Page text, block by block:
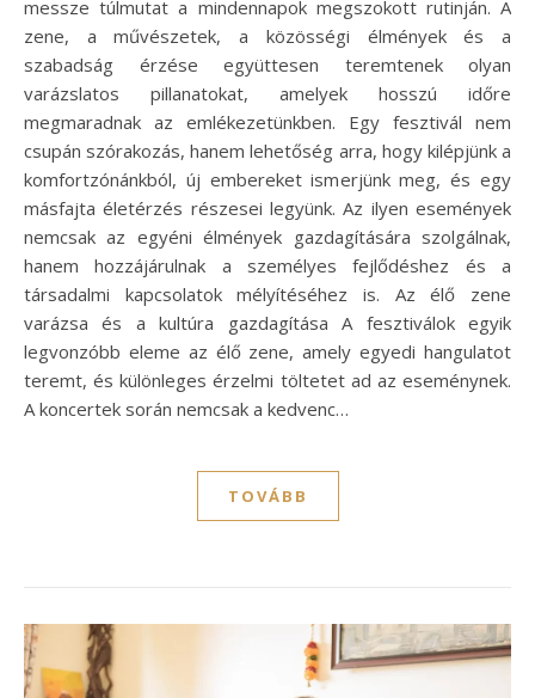
messze túlmutat a mindennapok megszokott rutinján. A
zene, a művészetek, a közösségi élmények és a
szabadság érzése együttesen teremtenek olyan
varázslatos pillanatokat, amelyek hosszú időre
megmaradnak az emlékezetünkben. Egy fesztivál nem
csupán szórakozás, hanem lehetőség arra, hogy kilépjünk a
komfortzónánkból, új embereket ismerjünk meg, és egy
másfajta életérzés részesei legyünk. Az ilyen események
nemcsak az egyéni élmények gazdagítására szolgálnak,
hanem hozzájárulnak a személyes fejlődéshez és a
társadalmi kapcsolatok mélyítéséhez is. Az élő zene
varázsa és a kultúra gazdagítása A fesztiválok egyik
legvonzóbb eleme az élő zene, amely egyedi hangulatot
teremt, és különleges érzelmi töltetet ad az eseménynek.
A koncertek során nemcsak a kedvenc…
TOVÁBB